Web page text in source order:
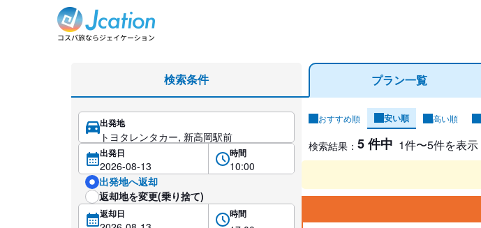
プラン一覧
おすすめ順 安い順 高い順
レンタカー検索結果
検索結果： 5 件中 1件〜5件を表示
検索条件
出発地
出発日 時間
出発地へ返却
返却地を変更(乗り捨て)
返却日 時間